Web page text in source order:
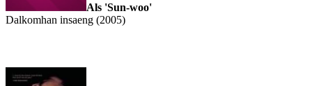
Als 'Sun-woo'
Dalkomhan insaeng (2005)